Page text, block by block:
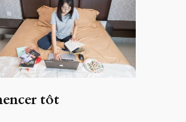
tôt